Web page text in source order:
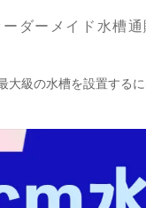
ーダーメイド水槽
大級の水槽を設置する